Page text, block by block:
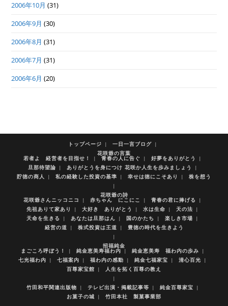
2006年10月 (31)
2006年9月 (30)
2006年8月 (31)
2006年7月 (31)
2006年6月 (20)
トップページ
一日一言ブログ
花咲爺の言葉
若者よ 経営者を目指せ！ 青春の人に告ぐ
好夢をありがとう
旦那待望論
ありがとうを身につけ 花咲か人生を歩みましょう
貯徳の商人
私の経験した投資の基準 幸せは徳にこそあり 株を想う
花咲爺の詩
花咲爺さんニッコニコ 赤ちゃん にこにこ
青春の君に捧げる
先祖ありて家あり
大好き ありがとう 水は生命
天の法
天命を生きる
あなたは旦那はん 国のかたち
楽しき市場
経営の道
株式投資は王道 豊徳の時代を生きよう
招福純金
まごころ呼ぼう！ 純金恵美寿福わ内
純金恵美寿 福わ内の歩み
七光福わ内
七福案内 福わ内の感動 純金七福家宝
清心百光
百尊家宝館
人生を拓く百尊の教え
竹田和平関連出版物 テレビ出演・掲載記事等
純金百尊家宝
お菓子の城
竹田本社 製菓事業部